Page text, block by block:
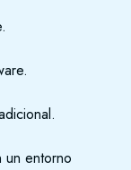
entorno